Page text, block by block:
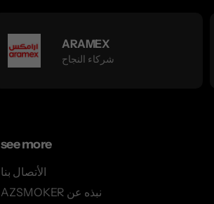
ARAMEX
شركاء النجاح
see more
الأتصال بنا
AZSMOKER نبذه عن